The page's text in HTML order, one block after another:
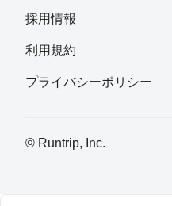
採用情報
利用規約
プライバシーポリシー
© Runtrip, Inc.